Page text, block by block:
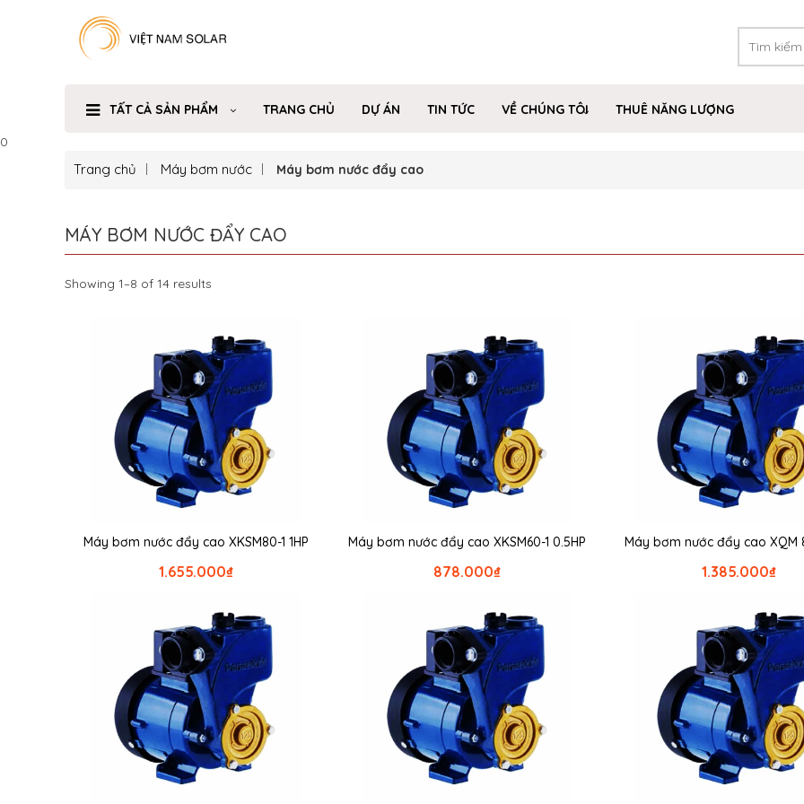
TẤT CẢ SẢN PHẨM TRANG CHỦ DỰ ÁN TIN TỨC VỀ CHÚNG TÔI
THUÊ NĂNG LƯỢNG
0
Trang chủ Máy bơm nước Máy bơm nước đẩy cao
MÁY BƠM NƯỚC ĐẨY CAO
Showing 1–8 of 14 results
Máy bơm nước đẩy cao XKSM80-1 1HP
₫
1.655.000
Máy bơm nước đẩy cao XKSM60-1 0.5HP
₫
878.000
Máy bơm nước đẩy cao XQM
₫
1.385.000